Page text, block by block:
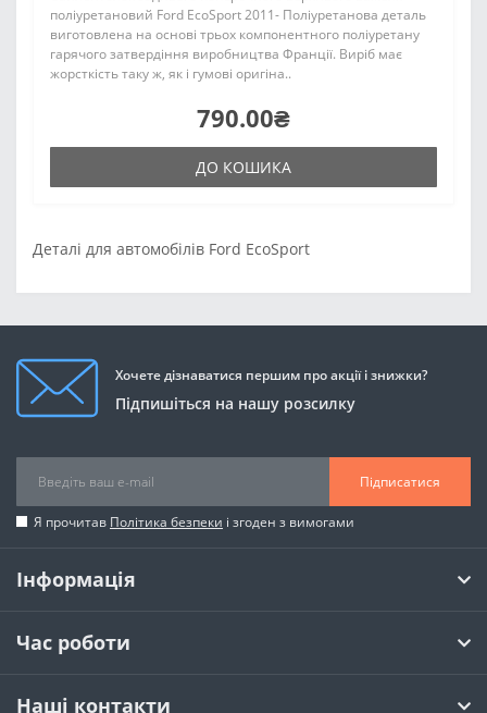
поліуретановий Ford EcoSport 2011- Поліуретанова деталь
виготовлена на основі трьох компонентного поліуретану
гарячого затвердіння виробництва Франції. Виріб має
жорсткість таку ж, як і гумові оригіна..
790.00₴
ДО КОШИКА
Деталі для автомобілів Ford EcoSport
Хочете дізнаватися першим про акції і знижки?
Підпишіться на нашу розсилку
Підписатися
Я прочитав Політика безпеки і згоден з вимогами
Інформація
Час роботи
Наші контакти